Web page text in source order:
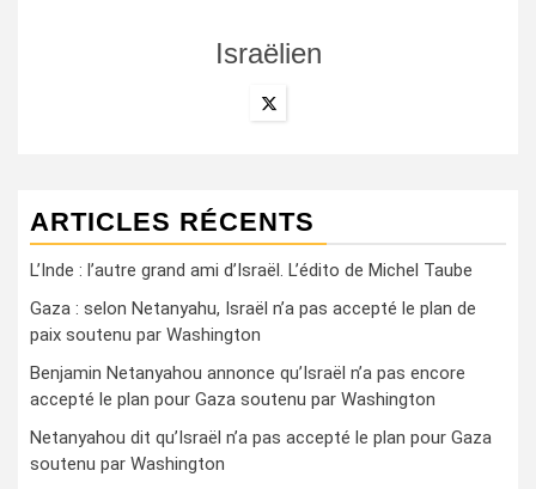
Israëlien
ARTICLES RÉCENTS
L’Inde : l’autre grand ami d’Israël. L’édito de Michel Taube
Gaza : selon Netanyahu, Israël n’a pas accepté le plan de
paix soutenu par Washington
Benjamin Netanyahou annonce qu’Israël n’a pas encore
accepté le plan pour Gaza soutenu par Washington
Netanyahou dit qu’Israël n’a pas accepté le plan pour Gaza
soutenu par Washington